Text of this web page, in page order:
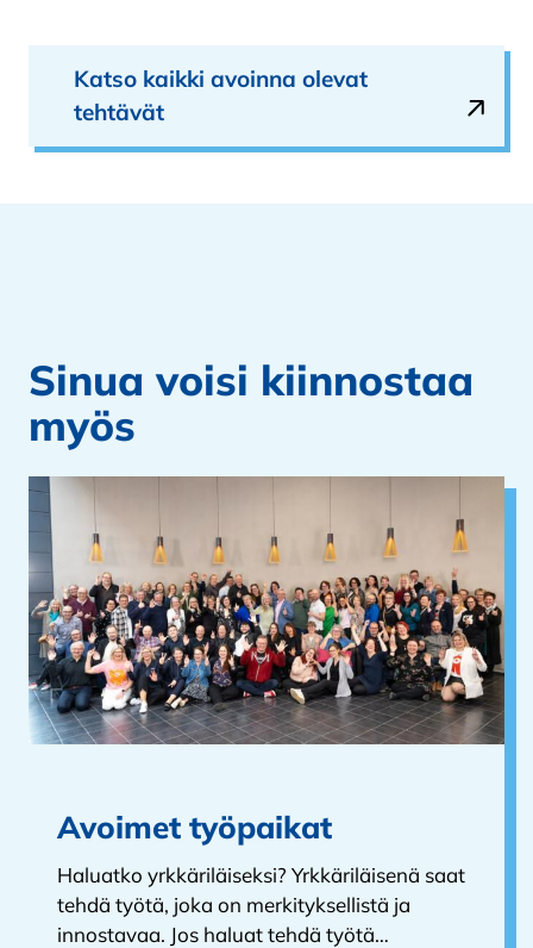
Katso kaikki avoinna olevat
tehtävät
Sinua voisi kiinnostaa
myös
Avoimet työpaikat
Haluatko yrkkäriläiseksi? Yrkkäriläisenä saat
tehdä työtä, joka on merkityksellistä ja
innostavaa. Jos haluat tehdä työtä…